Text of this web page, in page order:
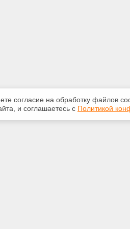
согласие на обработку файлов
и соглашаетесь с Политикой